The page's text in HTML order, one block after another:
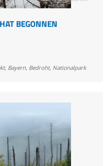
BEGONNEN
, Bayern, Bedroht, Nationalpark